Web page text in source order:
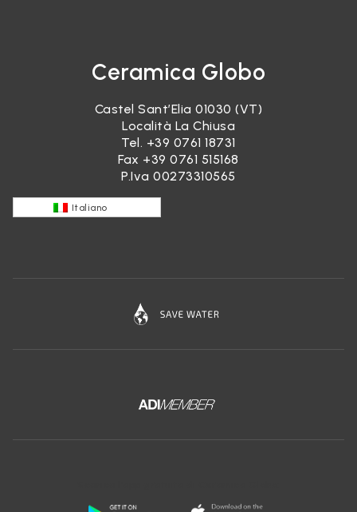
Ceramica Globo
Castel Sant’Elia 01030 (VT)
Località La Chiusa
Tel. +39 0761 18731
Fax +39 0761 515168
P.Iva 00273310565
Italiano